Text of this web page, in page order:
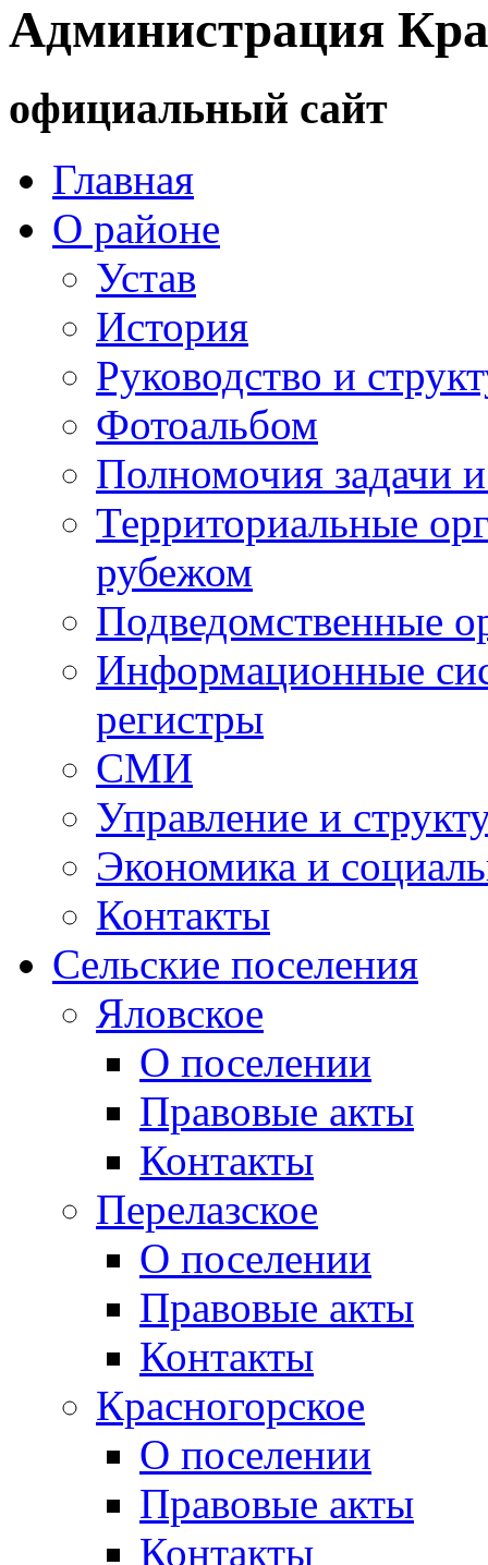
Администрация
официальный сайт
Главная
О районе
Устав
История
Руководство и
Фотоальбом
Полномочия задачи
Территориальные
рубежом
Подведомственные
Информационные
регистры
СМИ
Управление и
Экономика и
Контакты
Сельские поселения
Яловское
О поселении
Правовые акты
Контакты
Перелазское
О поселении
Правовые акты
Контакты
Красногорское
О поселении
Правовые акты
Контакты